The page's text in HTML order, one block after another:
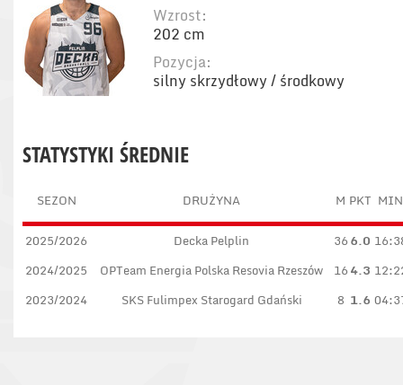
Wzrost:
202 cm
Pozycja:
silny skrzydłowy / środkowy
STATYSTYKI ŚREDNIE
SEZON DRUŻYNA M PKT MIN
2025/2026 Decka Pelplin 366.0
2024/2025
OPTeam Energia Polska Resovia Rzeszów 164.3
2023/2024
SKS Fulimpex Starogard Gdański 8 1.6